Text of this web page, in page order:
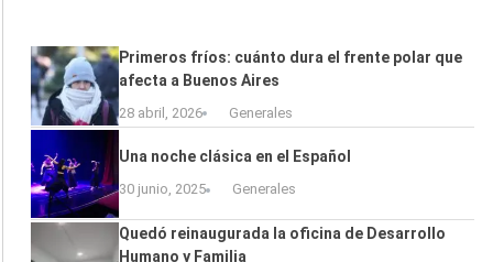
Primeros fríos: cuánto dura el frente polar que
afecta a Buenos Aires
28 abril, 2026 Generales
Una noche clásica en el Español
30 junio, 2025 Generales
Quedó reinaugurada la oficina de Desarrollo
Humano y Familia